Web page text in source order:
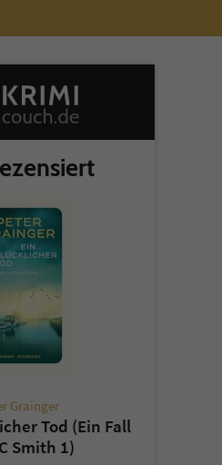
Grainger
Tod (Ein Fall
Smith 1)